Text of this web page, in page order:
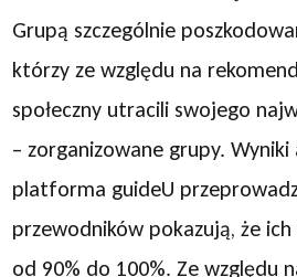
Grupą szczególnie
którzy ze względu na
społeczny utracili swojego
– zorganizowane grupy.
platforma guideU
przewodników pokazują, że ich
od 90% do 100%. Ze względu